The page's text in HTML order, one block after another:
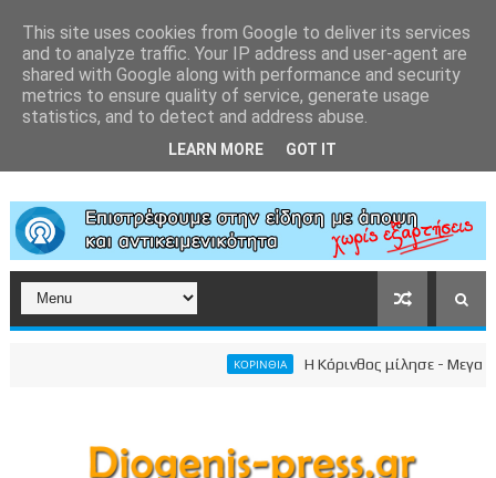
ΚΟΡΙΝΘΙΑ Η Κόρινθος μίλησε -
This site uses cookies from Google to deliver its services
and to analyze traffic. Your IP address and user-agent are
shared with Google along with performance and security
metrics to ensure quality of service, generate usage
statistics, and to detect and address abuse.
LEARN MORE GOT IT